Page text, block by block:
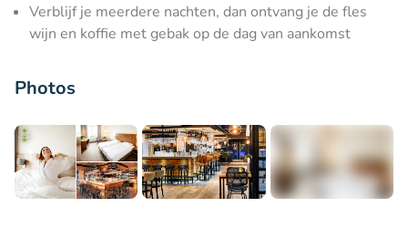
Verblijf je meerdere nachten, dan ontvang je de fles
wijn en koffie met gebak op de dag van aankomst
Photos